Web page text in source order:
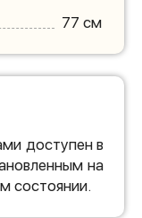
77 см
доступен в
на
состоянии.